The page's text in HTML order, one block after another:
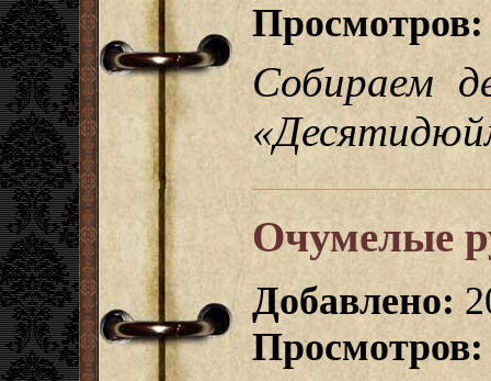
Просмотров:
Собираем
Очумелые
Добавлено:
Просмотров: